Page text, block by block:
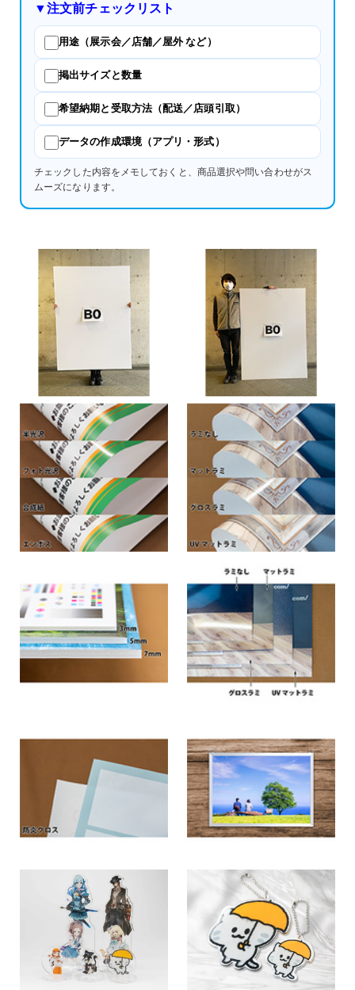
▼注文前チェックリスト
用途（展示会／店舗／屋外 など）
掲出サイズと数量
希望納期と受取方法（配送／店頭引取）
データの作成環境（アプリ・形式）
チェックした内容をメモしておくと、商品選択や問い合わせがス
ムーズになります。